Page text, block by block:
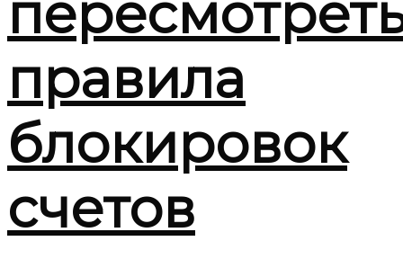
правила
блокировок
счетов